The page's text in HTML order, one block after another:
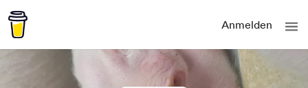
Anmelden